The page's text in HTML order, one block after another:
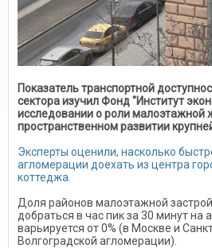
Показатель транспортной
сектора изучил Фонд "Институт
исследовании о роли малоэтажной
пространственном развитии
Эксперты оценили, насколько
агломерации доехать из центра
коттеджа.
Доля районов малоэтажной
добраться в час пик за 30 минут на
варьируется от 0% (в Москве и
Волгоградской агломерации).